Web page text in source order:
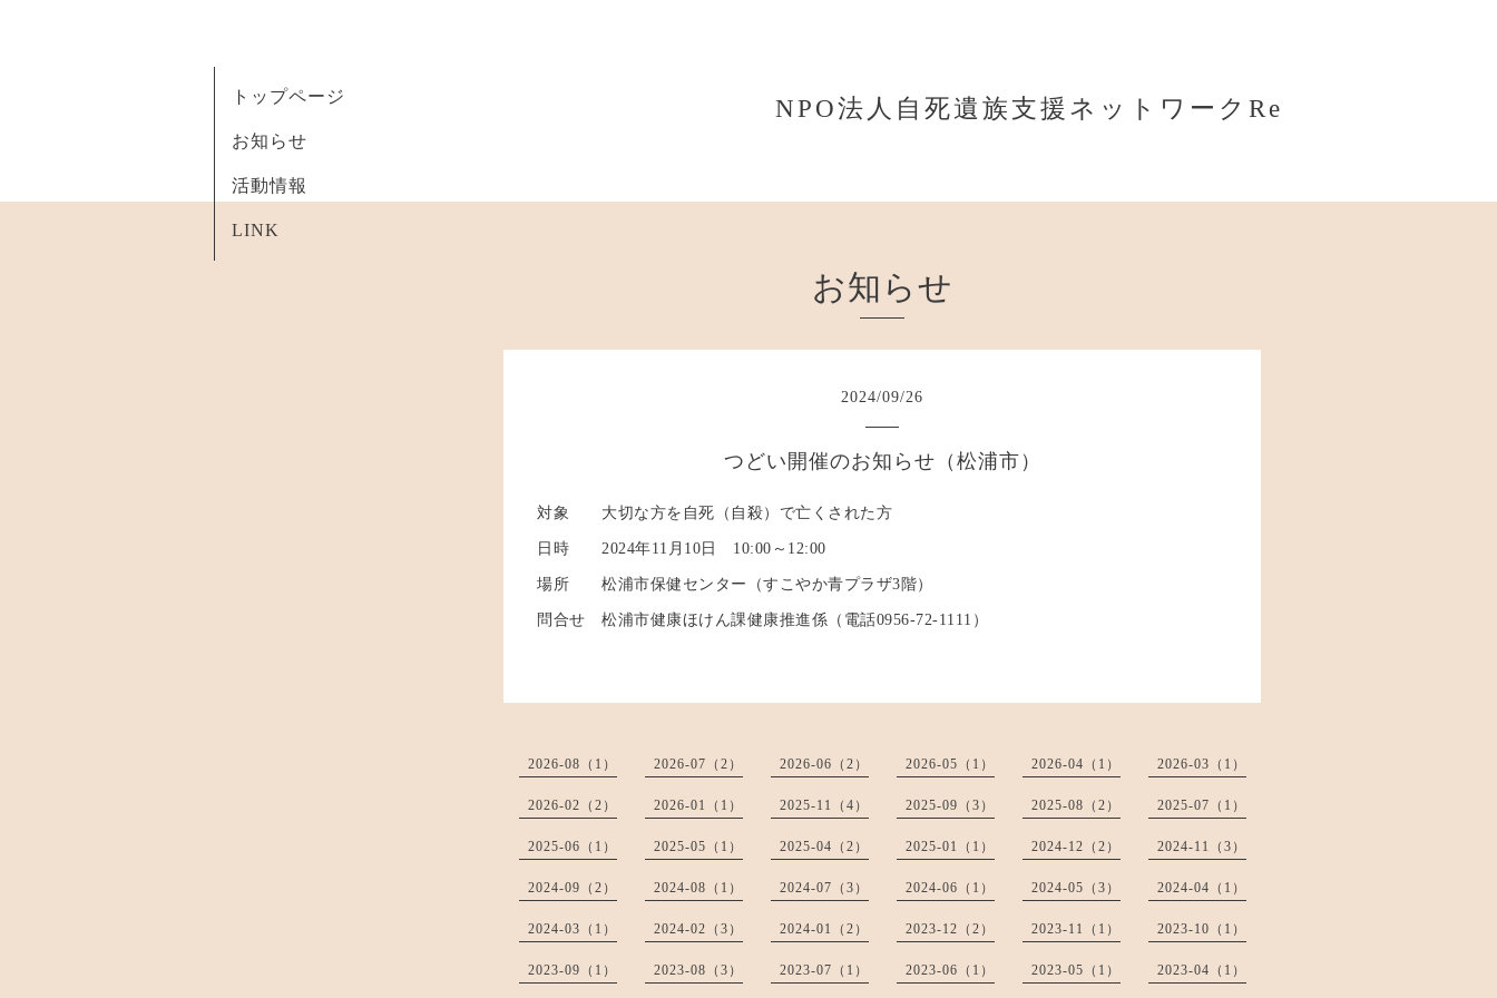
NPO法人自死遺族支援ネットワークRe
トップページ
お知らせ
活動情報
LINK
お知らせ
2024/09/26
つどい開催のお知らせ（松浦市）
対象 大切な方を自死（自殺）で亡くされた方
日時 2024年11月10日 10:00～12:00
場所 松浦市保健センター（すこやか青プラザ3階）
問合せ 松浦市健康ほけん課健康推進係（電話0956-72-1111）
2026-08（1） 2026-07（2） 2026-06（2） 2026-05（1） 2026-04（1） 2026-03（1）
2026-02（2） 2026-01（1） 2025-11（4） 2025-09（3） 2025-08（2） 2025-07（1）
2025-06（1） 2025-05（1） 2025-04（2） 2025-01（1） 2024-12（2） 2024-11（3）
2024-09（2） 2024-08（1） 2024-07（3） 2024-06（1） 2024-05（3） 2024-04（1）
2024-03（1） 2024-02（3） 2024-01（2） 2023-12（2） 2023-11（1） 2023-10（1）
2023-09（1） 2023-08（3） 2023-07（1） 2023-06（1） 2023-05（1） 2023-04（1）